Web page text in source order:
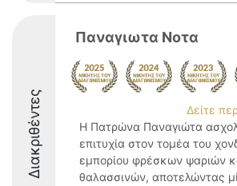
Διακριθέντες
Παναγιωτα Νοτα
Δείτε
Η Πατρώνα Παναγιώτα
επιτυχία στον τομέα του
εμπορίου φρέσκων ψαριών
θαλασσινών, αποτελώντας